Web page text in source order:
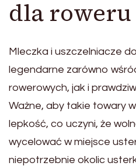
dla roweru
Mleczka i uszczelniacze
legendarne zarówno
rowerowych, jak i
Ważne, aby takie towary
lepkość, co uczyni, że
wycelować w miejsce
niepotrzebnie okolic